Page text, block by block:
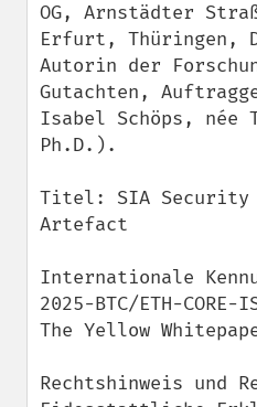
OG, Arnstädter
Erfurt, Thüringen,
Autorin der
Gutachten,
Isabel Schöps,
Ph.D.).
Titel: SIA
Artefact
Internationale
2025-BTC/ETH-CORE-
The Yellow
Rechtshinweis und